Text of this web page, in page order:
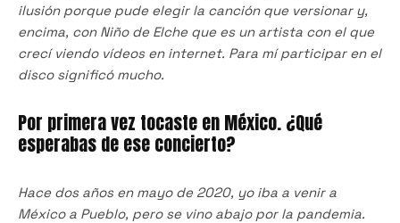
ilusión porque pude elegir la canción que versionar y,
encima, con Niño de Elche que es un artista con el que
crecí viendo vídeos en internet. Para mí participar en el
disco significó mucho.
Por primera vez tocaste en México. ¿Qué
esperabas de ese concierto?
Hace dos años en mayo de 2020, yo iba a venir a
México a Pueblo, pero se vino abajo por la pandemia.